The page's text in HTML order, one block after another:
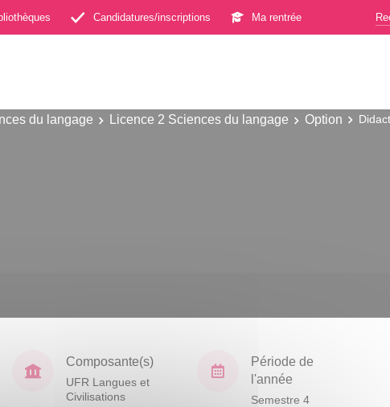
Candidatures/inscriptions Ma rentrée
du langage Licence 2 Sciences du langage Option
Composante(s)
UFR Langues et
Civilisations
Période de
l'année
Semestre 4